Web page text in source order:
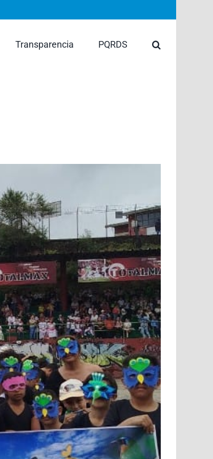
Transparencia PQRDS